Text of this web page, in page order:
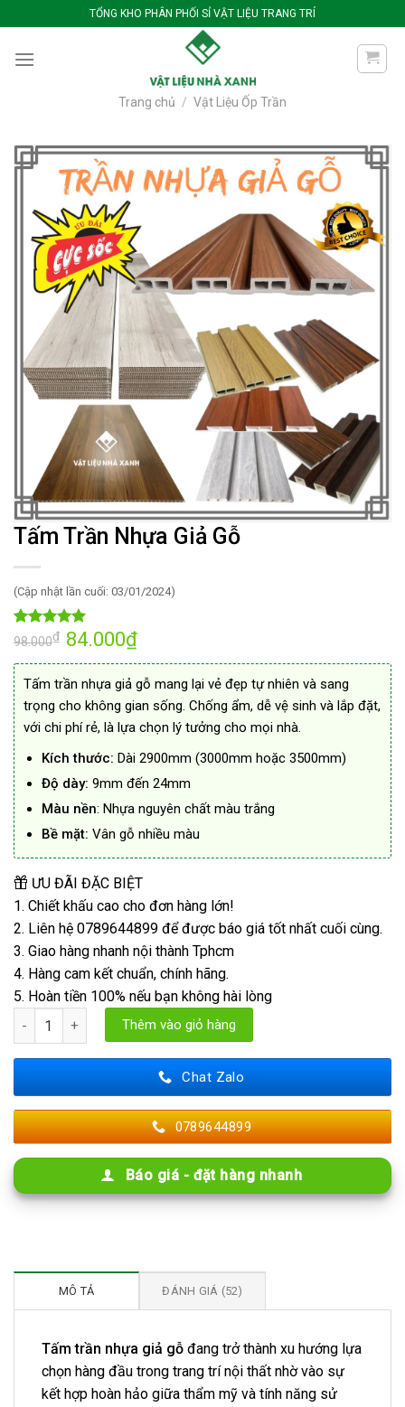
qua
nội
TỔNG KHO PHÂN PHỐI SỈ VẬT LIỆU TRANG TRÍ
Trang chủ / Vật Liệu Ốp Trần
Tấm Trần Nhựa Giả Gỗ
(Cập nhật lần cuối: 03/01/2024)
4.94trên 5
52
đánh giá
98.000₫ Giá
gốc
là:
84.000₫Giá
tại
84.000₫.
Tấm trần nhựa giả gỗ mang lại vẻ đẹp tự nhiên và sang
trọng cho không gian sống. Chống ẩm, dễ vệ sinh và lắp đặt,
với chi phí rẻ, là lựa chọn lý tưởng cho mọi nhà.
Kích thước: Dài 2900mm (3000mm hoặc 3500mm)
Độ dày: 9mm đến 24mm
Màu nền: Nhựa nguyên chất màu trắng
Bề mặt: Vân gỗ nhiều màu
ƯU ĐÃI ĐẶC BIỆT
1. Chiết khấu cao cho đơn hàng lớn!
2. Liên hệ 0789644899 để được báo giá tốt nhất cuối cùng.
3. Giao hàng nhanh nội thành Tphcm
4. Hàng cam kết chuẩn, chính hãng.
5. Hoàn tiền 100% nếu bạn không hài lòng
Tấm Trần Nhựa Giả Gỗ số lượng
Thêm vào giỏ hàng
Chat Zalo
0789644899
Báo giá - đặt hàng nhanh
MÔ TẢ ĐÁNH GIÁ (52)
Tấm trần nhựa giả gỗ đang trở thành xu hướng lựa
chọn hàng đầu trong trang trí nội thất nhờ vào sự
kết hợp hoàn hảo giữa thẩm mỹ và tính năng sử